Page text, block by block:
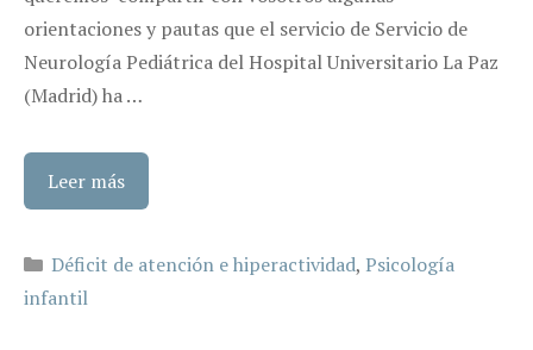
orientaciones y pautas que el servicio de Servicio de
Neurología Pediátrica del Hospital Universitario La Paz
(Madrid) ha …
Leer más
Categorías
Déficit de atención e hiperactividad, Psicología
infantil